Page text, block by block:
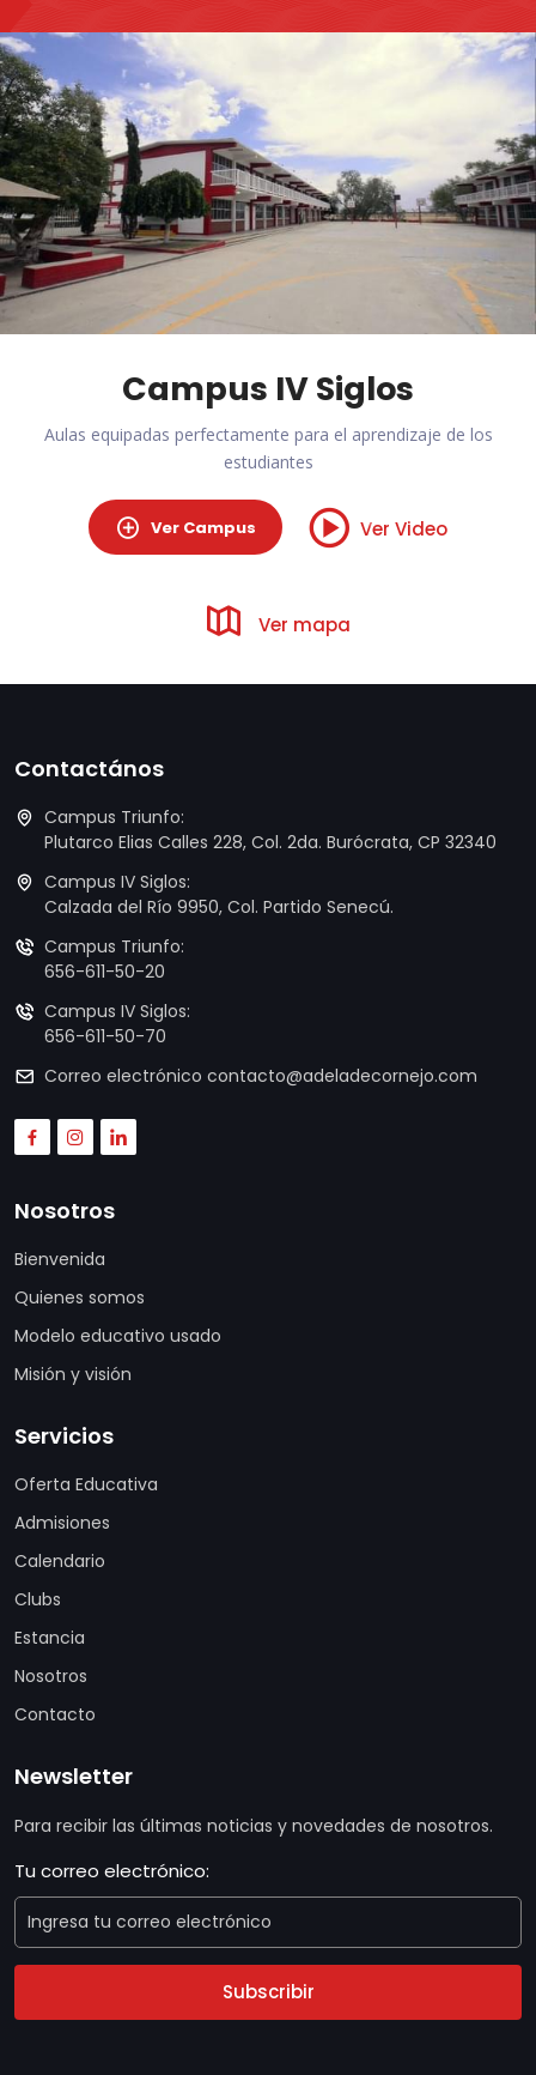
Campus IV Siglos
Aulas equipadas perfectamente para el aprendizaje de los
estudiantes
Ver Campus Ver Video
Ver mapa
Contactános
Campus Triunfo:
Plutarco Elias Calles 228, Col. 2da. Burócrata, CP 32340
Campus IV Siglos:
Calzada del Río 9950, Col. Partido Senecú.
Campus Triunfo:
656-611-50-20
Campus IV Siglos:
656-611-50-70
Correo electrónico contacto@adeladecornejo.com
Nosotros
Bienvenida
Quienes somos
Modelo educativo usado
Misión y visión
Servicios
Oferta Educativa
Admisiones
Calendario
Clubs
Estancia
Nosotros
Contacto
Newsletter
Para recibir las últimas noticias y novedades de nosotros.
Tu correo electrónico:
Subscribir